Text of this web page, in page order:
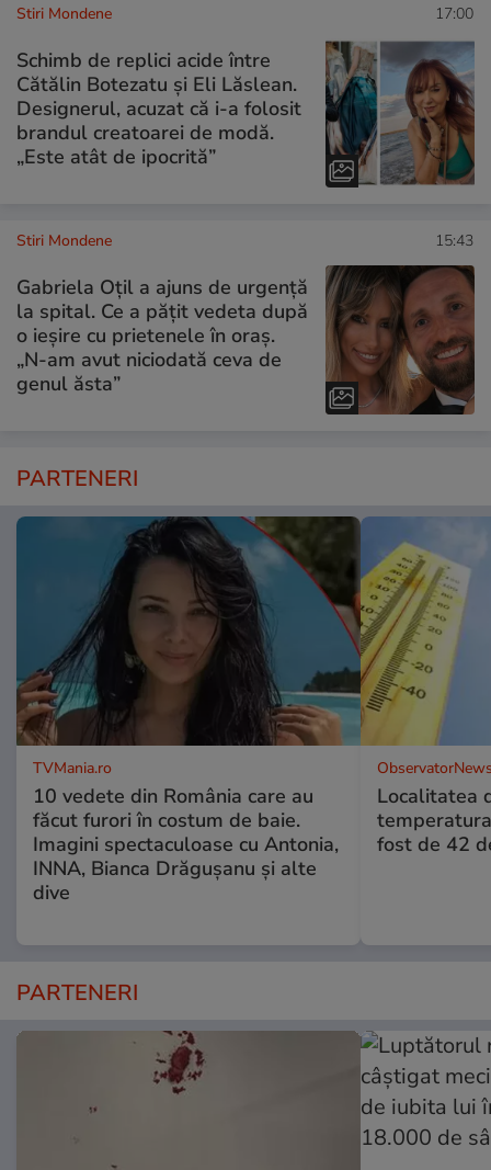
Stiri Mondene 17:00
Schimb de replici acide între
Cătălin Botezatu și Eli Lăslean.
Designerul, acuzat că i-a folosit
brandul creatoarei de modă.
„Este atât de ipocrită”
Stiri Mondene 15:43
Gabriela Oțil a ajuns de urgență
la spital. Ce a pățit vedeta după
o ieșire cu prietenele în oraș.
„N-am avut niciodată ceva de
genul ăsta”
PARTENERI
TVMania.ro
10 vedete din România care au
făcut furori în costum de baie.
Imagini spectaculoase cu Antonia,
INNA, Bianca Drăgușanu și alte
dive
Localitatea
fost de 42
PARTENERI